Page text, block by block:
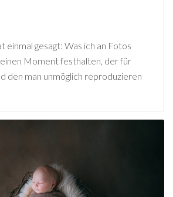
einmal gesagt: Was ich an Fotos
einen Moment festhalten, der für
den man unmöglich reproduzieren